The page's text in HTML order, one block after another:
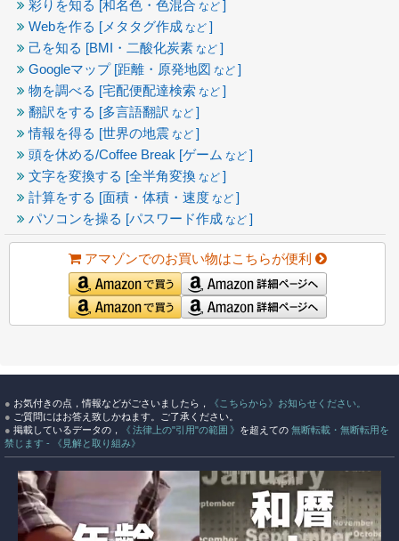
彩りを知る [和名色・色混合 など ]
Webを作る [メタタグ作成 など ]
己を知る [BMI・二酸化炭素 など ]
Googleマップ [距離・原発地図 など ]
物を調べる [宅配便配達検索 など ]
翻訳をする [多言語翻訳 など ]
情報を得る [世界の地震 など ]
頭を休める/Coffee Break [ゲーム など ]
文字を変換する [全半角変換 など ]
計算をする [面積・体積・速度 など ]
パソコンを操る [パスワード作成 など ]
アマゾンでのお買い物はこちらが便利
● お気付きの点，情報などがごさいましたら，
《こちらから》お知らせください。
● ご質問にはお答え致しかねます。ご了承ください。
● 掲載しているデータの， 《 法律上の"引用"の範囲 》 を超えての 無断転載・無断転用を
禁じます - 《見解と取り組み》